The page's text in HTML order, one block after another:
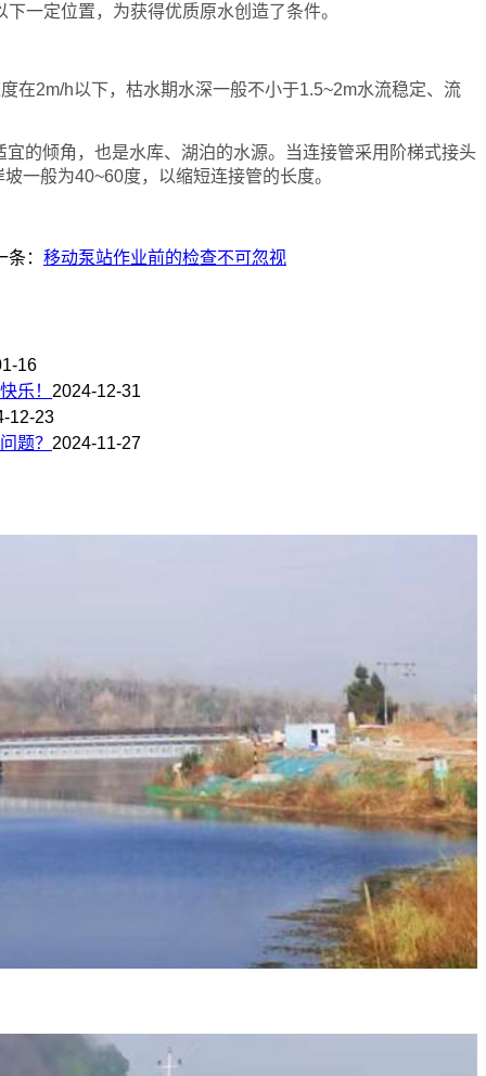
一定位置，为获得优质原水创造了条件。
在2m/h以下，枯水期水深一般不小于1.5~2m水流稳定、流
的倾角，也是水库、湖泊的水源。当连接管采用阶梯式接头
一般为40~60度，以缩短连接管的长度。
条： 移动泵站作业前的检查不可忽视
16
乐！ 2024-12-31
12-23
题？ 2024-11-27